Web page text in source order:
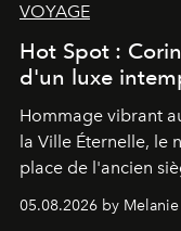
VOYAGE
Hot Spot :
d'un luxe
Hommage vibrant
la Ville Éternelle, le
place de l'ancien
de vivre Romain
05.08.2026 by